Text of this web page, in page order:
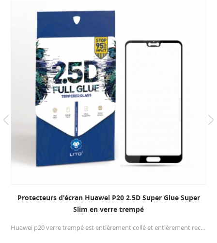
Protecteurs d'écran Huawei P20 2.5D Super Glue Super
Slim en verre trempé
Huawei p20 verre trempé est entièrement collé et entièrement recouvert avec un design de surface 2.5D, le protecteur d'écran en verre trempé 9H empêche l'écran de se briser, les rayures au couteau, les clés et les substances quotidiennes.